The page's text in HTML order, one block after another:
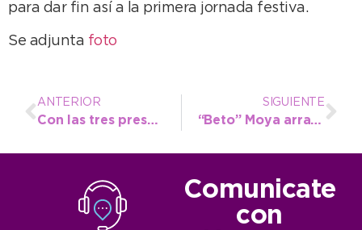
para dar fin así a la primera jornada festiva.
Se adjunta foto
ANTERIOR
Con las tres preseas del jueves Necochea culminó 23º en el medallero de los Bonaerenses
SIGUIENTE
“Beto” Moya arrancó las primeras carcajadas en el cumpleaños de Necochea
Comunicate
con